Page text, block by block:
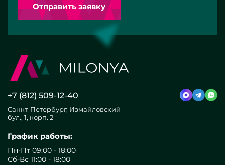
Отправить заявку
+7 (812) 509-12-40
Санкт-Петербург, Измайловский
бул., 1, корп. 2
График работы:
Пн-Пт 09:00 - 18:00
Сб-Вс 11:00 - 18:00